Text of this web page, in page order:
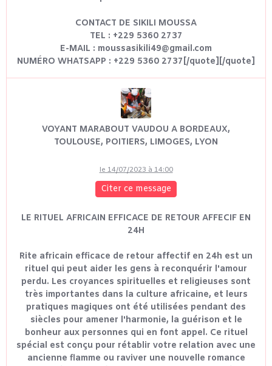
CONTACT DE SIKILI MOUSSA
TEL : +229 5360 2737
E-MAIL : moussasikili49@gmail.com
NUMÉRO WHATSAPP : +229 5360 2737[/quote][/quote]
VOYANT MARABOUT VAUDOU A BORDEAUX,
TOULOUSE, POITIERS, LIMOGES, LYON
le 14/07/2023 à 14:00
Citer ce message
LE RITUEL AFRICAIN EFFICACE DE RETOUR AFFECIF EN
24H
Rite africain efficace de retour affectif en 24h est un
rituel qui peut aider les gens à reconquérir l'amour
perdu. Les croyances spirituelles et religieuses sont
très importantes dans la culture africaine, et leurs
pratiques magiques ont été utilisées pendant des
siècles pour amener l'harmonie, la guérison et le
bonheur aux personnes qui en font appel. Ce rituel
spécial est conçu pour rétablir votre relation avec une
ancienne flamme ou raviver une nouvelle romance